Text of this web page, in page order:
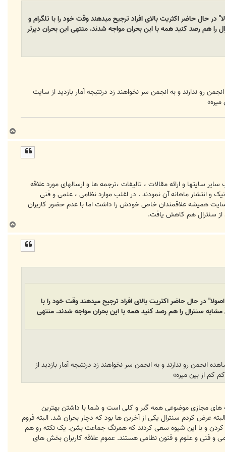
در حال حاضر اکثریت بالای افراد ترجیح میدهند وقت خود را با تلگرام و
هم رصد کنید همه با این بحران مواجه شدند. منتهی این بحران دیرتر
برای مشاهده انجمن رو ندارند و به انجمن سر نخواهند زد درنتیجه آمار بازدید از سایت
ا
سایتها و ارائه مقالات ، تالیفات ،ترجمه ها و ارسالهای مورد علاقه
و انتشار ماهانه آن نمودند . در اغلب موارد نظامی ، علمی و فنی
همیشه علاقمندان خاص خودش را داشت اما با عدم حضور کاربران
از سنترال هم کاهش یافت.
ا
در حال حاضر اکثریت بالای افراد ترجیح میدهند وقت خود را با
سنترال را هم رصد کنید همه با این بحران مواجه شدند. منتهی
لازم برای مشاهده انجمن رو ندارند و به انجمن سر نخواهند زد درنتیجه آمار بازدید از
کم از بین میره»
های مجازی موضوعی همه گیر و کلی است و شما با داشتن بهترین
عرض کردم سنترال یکی از آخرین ها بود که دچار بحران شد. البته فروم
کردن و با این شیوه سعی کردند که همرنگ جماعت بشن. یک نکته رو هم
و فنی و علوم و فنون نظامی هستند. عموم علاقه کاربران بخش های